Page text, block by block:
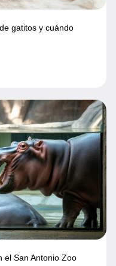
gatitos y cuándo
el San Antonio Zoo